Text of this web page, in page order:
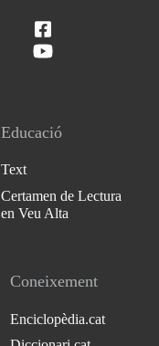
Educació
Text
Certamen de Lectura
en Veu Alta
Coneixement
Enciclopèdia.cat